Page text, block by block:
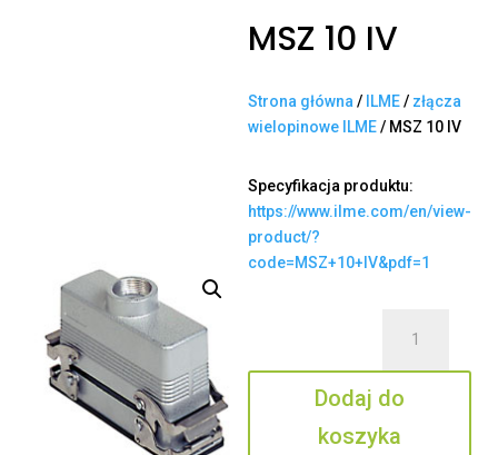
MSZ 10 IV
Strona główna / ILME/ złącza
wielopinowe ILME/ MSZ 10 IV
Specyfikacja produktu:
https://www.ilme.com/en/view-
product/?
code=MSZ+10+IV&pdf=1
10
IV
Dodaj do
koszyka